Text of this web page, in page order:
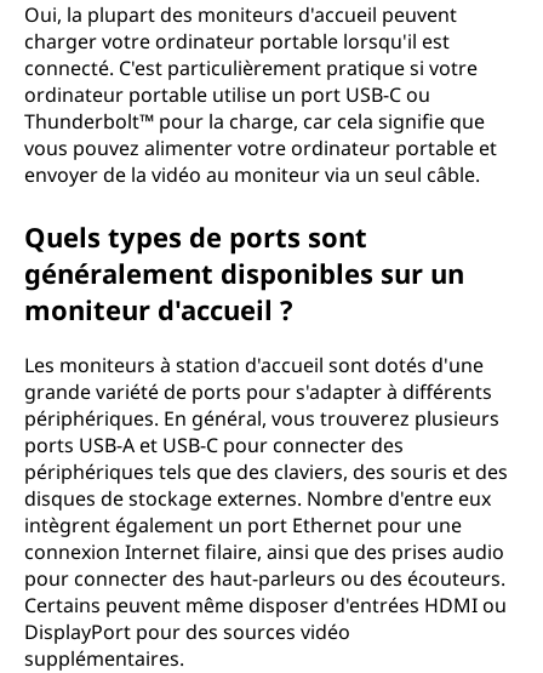
Oui, la plupart des moniteurs d'accueil peuvent
charger votre ordinateur portable lorsqu'il est
connecté. C'est particulièrement pratique si votre
ordinateur portable utilise un port USB-C ou
Thunderbolt™ pour la charge, car cela signifie que
vous pouvez alimenter votre ordinateur portable et
envoyer de la vidéo au moniteur via un seul câble.
Quels types de ports sont
généralement disponibles sur un
moniteur d'accueil ?
Les moniteurs à station d'accueil sont dotés d'une
grande variété de ports pour s'adapter à différents
périphériques. En général, vous trouverez plusieurs
ports USB-A et USB-C pour connecter des
périphériques tels que des claviers, des souris et des
disques de stockage externes. Nombre d'entre eux
intègrent également un port Ethernet pour une
connexion Internet filaire, ainsi que des prises audio
pour connecter des haut-parleurs ou des écouteurs.
Certains peuvent même disposer d'entrées HDMI ou
DisplayPort pour des sources vidéo
supplémentaires.